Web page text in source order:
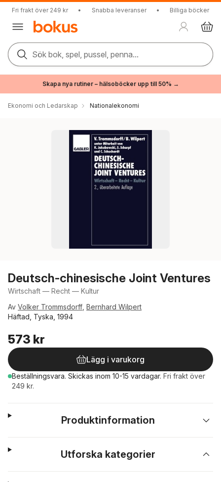
Fri frakt över 249 kr • Snabba leveranser • Billiga böcker
Sök bok, spel, pussel, penna...
Skapa nya rutiner – hälsoböcker upp till 50% →
Ekonomi och Ledarskap Nationalekonomi
Deutsch-chinesische Joint Ventures
Wirtschaft — Recht — Kultur
Av Volker Trommsdorff Bernhard Wilpert
Häftad, Tyska, 1994
573 kr
Lägg i varukorg
Beställningsvara. Skickas inom 10-15 vardagar. Fri frakt över
249 kr.
Produktinformation
Utforska kategorier